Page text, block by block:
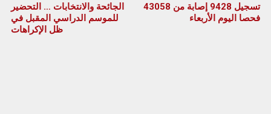
تسجيل 9428 إصابة من 43058
فحصا اليوم الأربعاء
الجائحة والانتخابات … التحضير
للموسم الدراسي المقبل في
ظل الإكراهات